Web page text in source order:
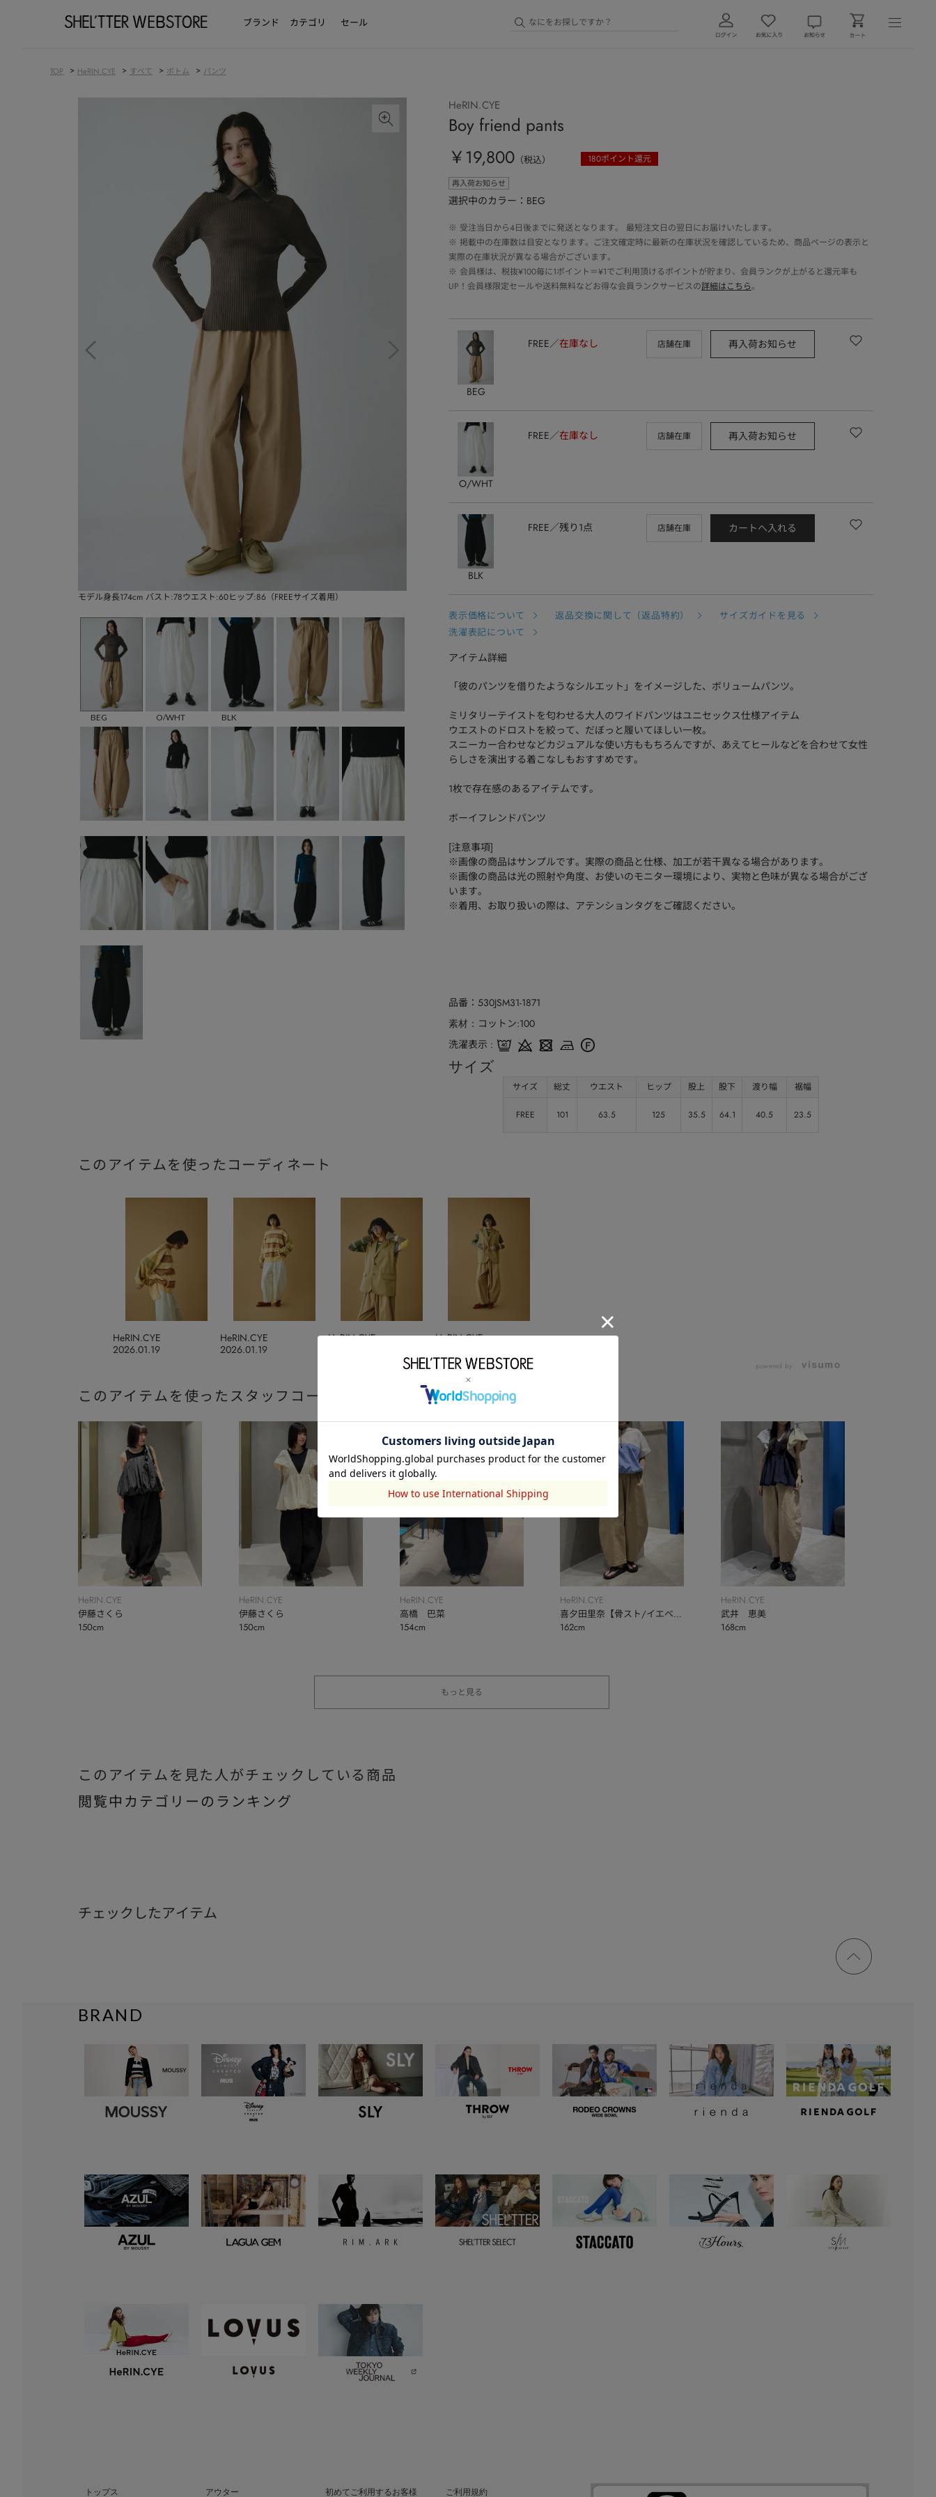
ブランド カテゴリ セール
TOP > HeRIN.CYE > すべて > ボトム > パンツ
モデル身長174cm バスト:78ウエスト:60ヒップ:86（FREEサイズ着用）
BEG O/WHT BLK
HeRIN.CYE
Boy friend pants
￥19,800 （税込） 180ポイント還元
再入荷お知らせ
選択中のカラー：BEG
※ 受注当日から4日後までに発送となります。 最短注文日の翌日にお届けいたします。
※ 掲載中の在庫数は目安となります。ご注文確定時に最新の在庫状況を確認しているため、商品ページの表示と
実際の在庫状況が異なる場合がございます。
※ 会員様は、税抜¥100毎に1ポイント＝¥1でご利用頂けるポイントが貯まり、会員ランクが上がると還元率も
UP！会員様限定セールや送料無料などお得な会員ランクサービスの詳細はこちら。
BEG
FREE 在庫なし 店舗在庫 再入荷お知らせ
O/WHT
FREE 在庫なし 店舗在庫 再入荷お知らせ
BLK
FREE 残り1点 店舗在庫 カートへ入れる
表示価格について 返品交換に関して（返品特約）
サイズガイドを見る
洗濯表記について
アイテム詳細
「彼のパンツを借りたようなシルエット」をイメージした、ボリュームパンツ。
ミリタリーテイストを匂わせる大人のワイドパンツはユニセックス仕様アイテム
ウエストのドロストを絞って、だぼっと履いてほしい一枚。
スニーカー合わせなどカジュアルな使い方ももちろんですが、あえてヒールなどを合わせて女性
らしさを演出する着こなしもおすすめです。
1枚で存在感のあるアイテムです。
ボーイフレンドパンツ
[注意事項]
※画像の商品はサンプルです。実際の商品と仕様、加工が若干異なる場合があります。
※画像の商品は光の照射や角度、お使いのモニター環境により、実物と色味が異なる場合がござ
います。
※着用、お取り扱いの際は、アテンションタグをご確認ください。
品番 530JSM31-1871
素材
コットン:100
洗濯表示
サイズ
サイズ 総丈 ウエスト ヒップ 股上 股下 渡り幅 裾幅
FREE 101 63.5 125 35.5 64.1 40.5 23.5
このアイテムを使ったコーディネート
2026.01.19
HeRIN.CYE
2026.01.19
HeRIN.CYE
HeRIN.CYE
HeRIN.CYE
powered by
このアイテムを使ったスタッフコーディネート
HeRIN.CYE
伊藤さくら
150cm
HeRIN.CYE
伊藤さくら
150cm
HeRIN.CYE
高橋 巴菜
154cm
HeRIN.CYE
喜夕田里奈【骨スト/イエベ
秋】
162cm
HeRIN.CYE
武井 恵美
168cm
もっと見る
このアイテムを見た人がチェックしている商品
閲覧中カテゴリーのランキング
チェックしたアイテム
ページ
トップ
BRAND
トップス アウター 初めてご利用するお客様 ご利用規約